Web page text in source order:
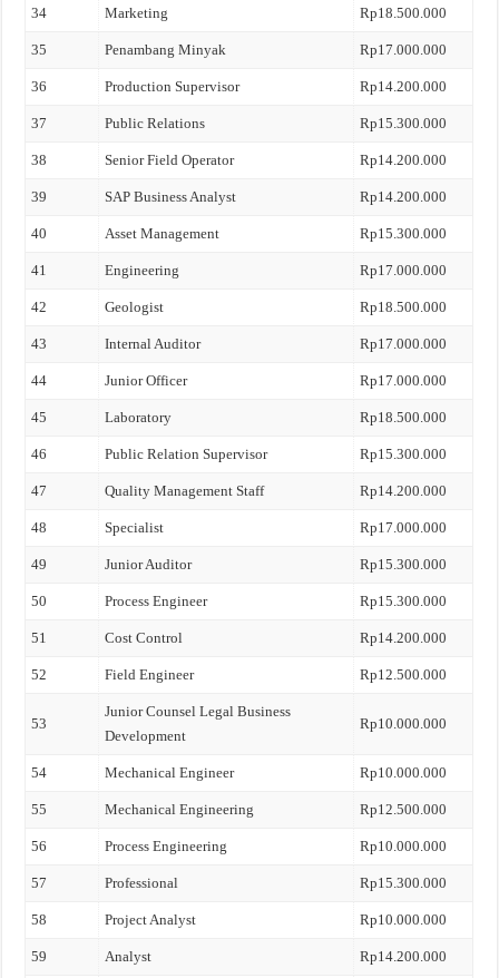
34 Marketing Rp18.500.000
35 Penambang Minyak Rp17.000.000
36 Production Supervisor Rp14.200.000
37 Public Relations Rp15.300.000
38 Senior Field Operator Rp14.200.000
39 SAP Business Analyst Rp14.200.000
40 Asset Management Rp15.300.000
41 Engineering Rp17.000.000
42 Geologist Rp18.500.000
43 Internal Auditor Rp17.000.000
44 Junior Officer Rp17.000.000
45 Laboratory Rp18.500.000
46 Public Relation Supervisor Rp15.300.000
47 Quality Management Staff Rp14.200.000
48 Specialist Rp17.000.000
49 Junior Auditor Rp15.300.000
50 Process Engineer Rp15.300.000
51 Cost Control Rp14.200.000
52 Field Engineer Rp12.500.000
53
Junior Counsel Legal Business
Development
Rp10.000.000
54 Mechanical Engineer Rp10.000.000
55 Mechanical Engineering Rp12.500.000
56 Process Engineering Rp10.000.000
57 Professional Rp15.300.000
58 Project Analyst Rp10.000.000
59 Analyst Rp14.200.000